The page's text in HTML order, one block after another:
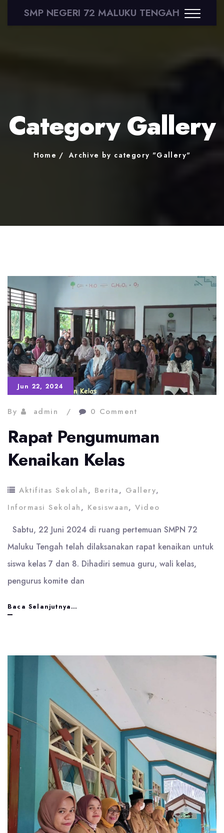
SMP NEGERI 72 MALUKU TENGAH
Category Gallery
Home Archive by category "Gallery"
Jun 22, 2024
By admin 0 Comment
Rapat Pengumuman
Kenaikan Kelas
Aktifitas Sekolah, Berita, Gallery,
Informasi Sekolah, Kesiswaan, Video
Sabtu, 22 Juni 2024 di ruang pertemuan SMPN 72
Maluku Tengah telah dilaksanakan rapat kenaikan untuk
siswa kelas 7 dan 8. Dihadiri semua guru, wali kelas,
pengurus komite dan
Baca Selanjutnya…
Kelas